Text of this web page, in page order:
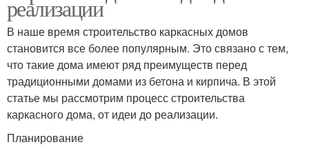
реализации
В наше время строительство каркасных домов
становится все более популярным. Это связано с тем,
что такие дома имеют ряд преимуществ перед
традиционными домами из бетона и кирпича. В этой
статье мы рассмотрим процесс строительства
каркасного дома, от идеи до реализации.
Планирование